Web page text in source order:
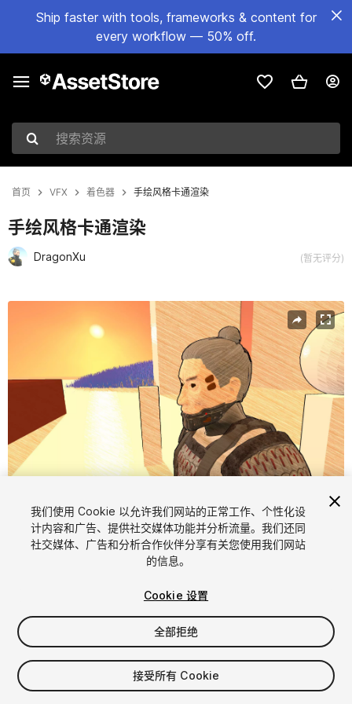
Ship faster with tools, frameworks & content for
every workflow — 50% off.
搜索资源
首页 VFX 着色器 手绘风格卡通渲染
手绘风格卡通渲染
DragonXu (暂无评分)
1/5
$4.99
增值税将在结算时计算
我们使用 Cookie 以允许我们网站的正常工作、个性化设
计内容和广告、提供社交媒体功能并分析流量。我们还同
社交媒体、广告和分析合作伙伴分享有关您使用我们网站
的信息。
Cookie 设置
全部拒绝
接受所有 Cookie